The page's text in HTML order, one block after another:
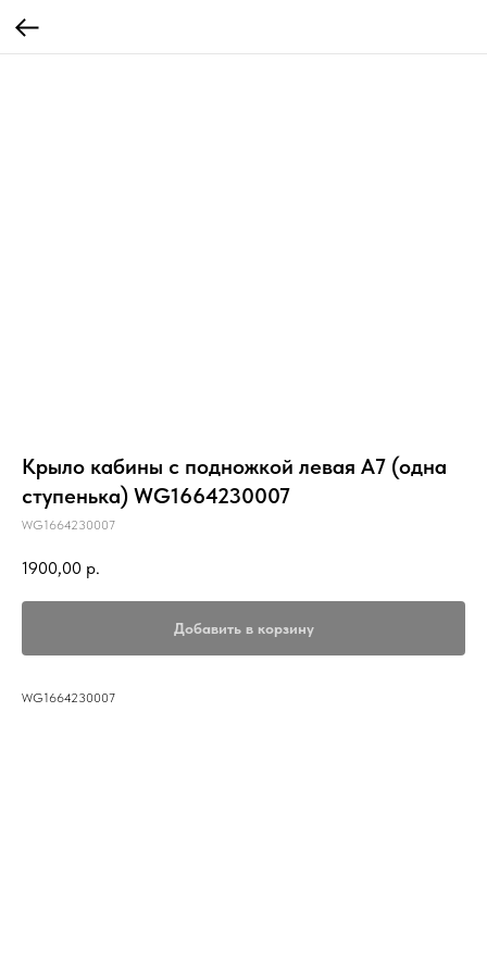
Крыло кабины с подножкой левая A7 (одна
ступенька) WG1664230007
WG1664230007
1900,00 р.
Добавить в корзину
WG1664230007